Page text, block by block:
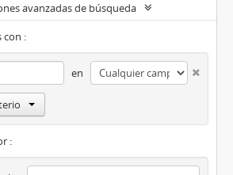
avanzadas de búsqueda
con :
en
: